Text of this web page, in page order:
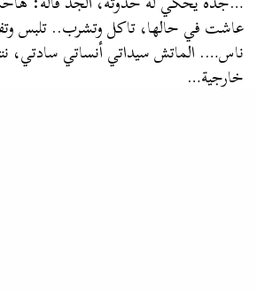
عاشت في حالها، تاكل وتشرب.. تلبس
ناس…. الماتش سيداتي أنساتي سادتي،
خارجية…